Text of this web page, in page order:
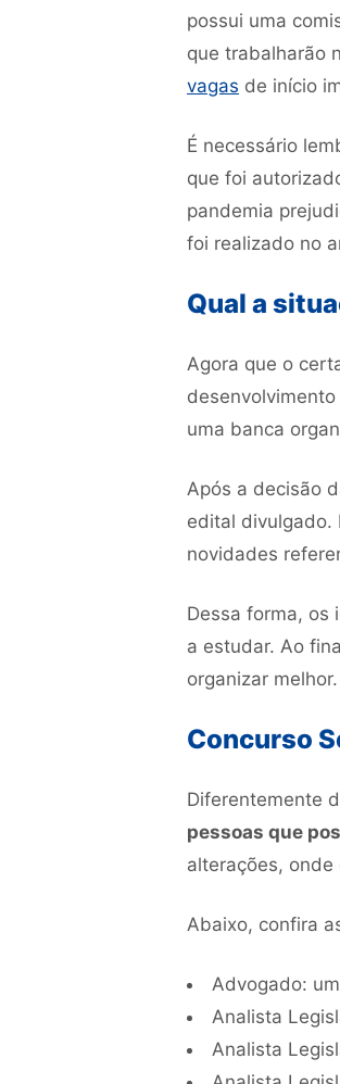
possui uma
que trabalharão
vagas de início
É necessário
que foi
pandemia
foi realizado no
Qual a
Agora que o
uma banca
Após a decisão
edital divulgado.
novidades
Dessa forma, os
a estudar. Ao
organizar melhor.
Concurso
Diferentemente
pessoas que
alterações, onde
Abaixo, confira
Advogado:
Analista
Analista